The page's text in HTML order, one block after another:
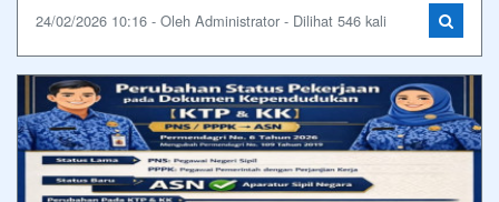
24/02/2026 10:16 - Oleh Administrator - Dilihat 546 kali